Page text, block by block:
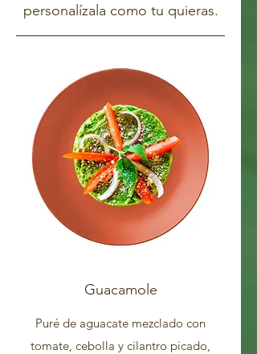
personalízala como tu quieras.
Guacamole
Puré de aguacate mezclado con
tomate, cebolla y cilantro picado,